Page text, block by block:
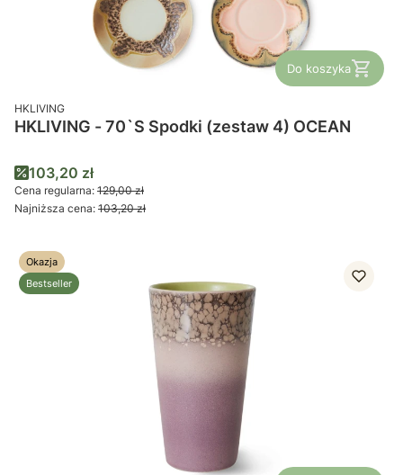
Do koszyka
PRODUCENT
HKLIVING
HKLIVING - 70`S Spodki (zestaw 4) OCEAN
Cena promocyjna
103,20 zł
Cena regularna: 129,00 zł
Najniższa cena: 103,20 zł
Okazja
Bestseller